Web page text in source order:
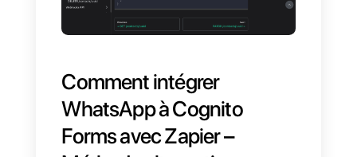
permet au message envoyé via
informations spécifiques à
chaque utilisateur, telles que son
nom ou les informations